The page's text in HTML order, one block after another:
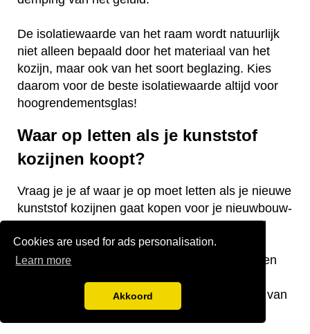
Cookies are used for ads personalisation.
Learn more
Akkoord
De isolatiewaarde van het raam wordt natuurlijk
niet alleen bepaald door het materiaal van het
kozijn, maar ook van het soort beglazing. Kies
daarom voor de beste isolatiewaarde altijd voor
hoogrendementsglas!
Waar op letten als je kunststof
kozijnen koopt?
Vraag je je af waar je op moet letten als je nieuwe
kunststof kozijnen gaat kopen voor je nieuwbouw-
of bestaande woning? Wij hebben een aantal
nuttige tips voor je! De keurmerken van de
kozijnen, welke isolatiewaarde je nodig hebt en
belangrijke aandachtspunten bij de aanschaf van
kunststof kozijnen.